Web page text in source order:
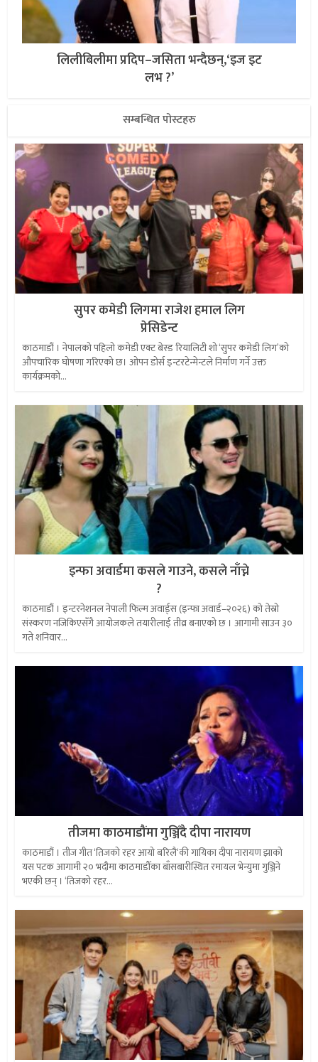
लिलीबिलीमा प्रदिप–जसिता भन्दैछन्,‘इज इट
लभ ?’
सम्बन्धित पोस्टहरु
सुपर कमेडी लिगमा राजेश हमाल लिग
प्रेसिडेन्ट
काठमाडौं । नेपालको पहिलो कमेडी एक्ट बेस्ड रियालिटी शो ‘सुपर कमेडी लिग’को
औपचारिक घोषणा गरिएको छ। ओपन डोर्स इन्टरटेन्मेन्टले निर्माण गर्ने उक्त
कार्यक्रमको...
इन्फा अवार्डमा कसले गाउने, कसले नाँच्ने
?
काठमाडौं । इन्टरनेशनल नेपाली फिल्म अवार्ड्स (इन्फा अवार्ड–२०२६) को तेस्रो
संस्करण नजिकिएसँगै आयोजकले तयारीलाई तीव्र बनाएको छ । आगामी साउन ३०
गते शनिवार...
तीजमा काठमाडौंमा गुञ्जिँदै दीपा नारायण
काठमाडौं । तीज गीत ‘तिजको रहर आयो बरिलै‘की गायिका दीपा नारायण झाको
यस पटक आगामी २० भदौमा काठमाडौँका बाँसबारीस्थित रमायल भेन्युमा गुञ्जिने
भएकी छन् । ‘तिजको रहर...